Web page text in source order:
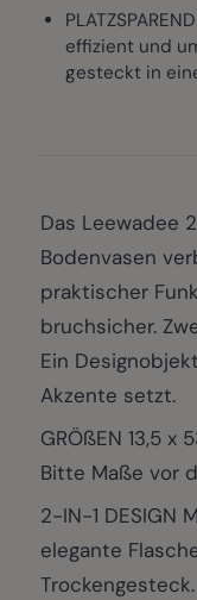
effizient und
gesteckt in
Das Leewadee
Bodenvasen
praktischer
bruchsicher.
Ein
Akzente setzt.
GRÖßEN 13,5 x
Bitte Maße vor
2-IN-1 DESIGN
elegante